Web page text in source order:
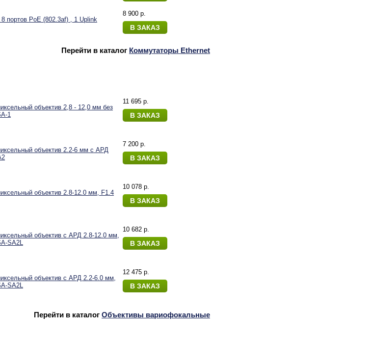
портов PoE (802.3af) , 1 Uplink
8 900 p.
В ЗАКАЗ
Перейти в каталог Коммутаторы Ethernet
объектив 2,8 - 12,0 мм без
1
11 695 p.
В ЗАКАЗ
объектив 2.2-6 мм с АРД
7 200 p.
В ЗАКАЗ
объектив 2.8-12.0 мм, F1.4
10 078 p.
В ЗАКАЗ
объектив с АРД 2.8-12.0 мм,
SA2L
10 682 p.
В ЗАКАЗ
объектив с АРД 2.2-6.0 мм,
SA2L
12 475 p.
В ЗАКАЗ
Перейти в каталог Объективы вариофокальные